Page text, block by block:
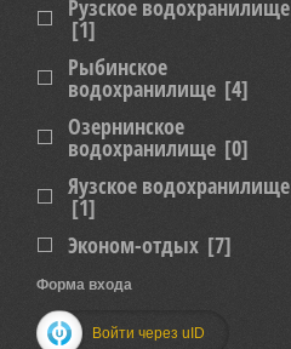
Рузское водохранилище
[1]
Рыбинское
водохранилище [4]
Озернинское
водохранилище [0]
Яузское водохранилище
[1]
Эконом-отдых [7]
Форма входа
Войти через uID